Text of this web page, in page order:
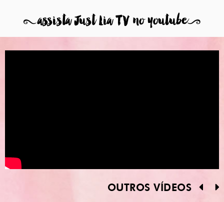
8assista Just Lia TV no youtube9
OUTROS VÍDEOS